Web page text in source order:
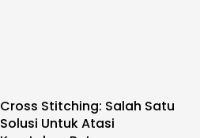
Cross Stitching: Salah Satu
Solusi Untuk Atasi